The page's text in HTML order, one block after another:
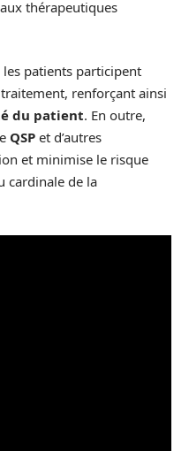
thérapeutiques
patients participent
renforçant ainsi
du patient. En outre,
QSP et d’autres
et minimise le risque
cardinale de la